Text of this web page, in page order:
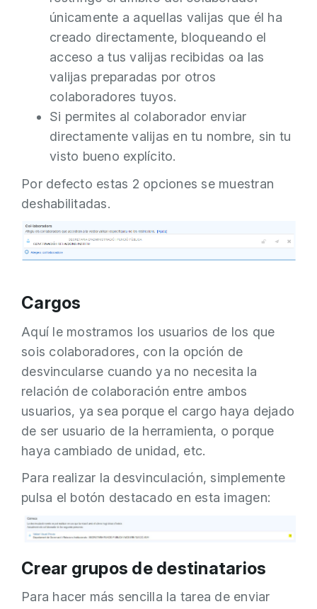
únicamente a aquellas valijas que él ha
creado directamente, bloqueando el
acceso a tus valijas recibidas oa las
valijas preparadas por otros
colaboradores tuyos.
Si permites al colaborador enviar
directamente valijas en tu nombre, sin tu
visto bueno explícito.
Por defecto estas 2 opciones se muestran
deshabilitadas.
Cargos
Aquí le mostramos los usuarios de los que
sois colaboradores, con la opción de
desvincularse cuando ya no necesita la
relación de colaboración entre ambos
usuarios, ya sea porque el cargo haya dejado
de ser usuario de la herramienta, o porque
haya cambiado de unidad, etc.
Para realizar la desvinculación, simplemente
pulsa el botón destacado en esta imagen:
Crear grupos de destinatarios
Para hacer más sencilla la tarea de enviar